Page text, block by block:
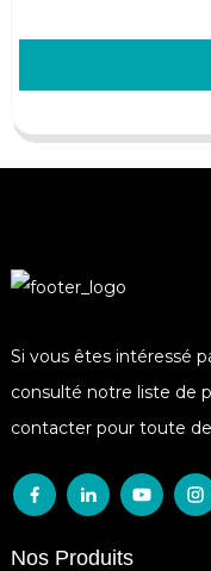
Si vous êtes intéressé
consulté notre liste de
contacter pour toute
Nos Produits